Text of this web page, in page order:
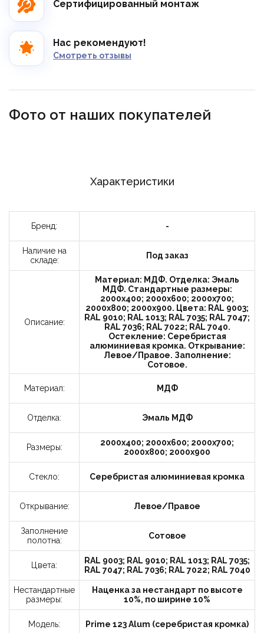
Сертифицированный монтаж
Нас рекомендуют!
Смотреть отзывы
Фото от наших покупателей
Характеристики
Бренд: -
Наличие на
складе:
Под заказ
Описание:
Материал: МДФ. Отделка: Эмаль
МДФ. Стандартные размеры:
2000x400; 2000x600; 2000x700;
2000x800; 2000x900. Цвета: RAL 9003;
RAL 9010; RAL 1013; RAL 7035; RAL 7047;
RAL 7036; RAL 7022; RAL 7040.
Остекление: Серебристая
алюминиевая кромка. Открывание:
Левое/Правое. Заполнение:
Сотовое.
Материал: МДФ
Отделка: Эмаль МДФ
Размеры:
2000x400; 2000x600; 2000x700;
2000x800; 2000x900
Стекло: Серебристая алюминиевая кромка
Открывание: Левое/Правое
Заполнение
полотна:
Сотовое
Цвета:
RAL 9003; RAL 9010; RAL 1013; RAL 7035;
RAL 7047; RAL 7036; RAL 7022; RAL 7040
Нестандартные
размеры:
Наценка за нестандарт по высоте
10%, по ширине 10%
Модель: Prime 123 Alum (серебристая кромка)
Интерьер:
Заказать звонок
Время
12-18
18-20
Я принимаю условия политики
конфиденциальности и пользовательского
соглашения.
Отправить